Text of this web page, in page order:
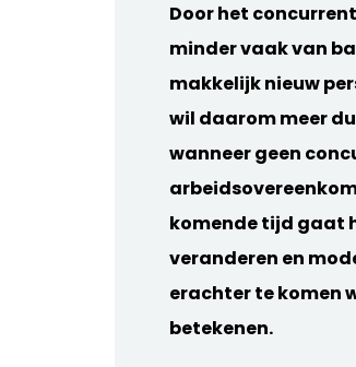
Door het
minder vaak van
makkelijk nieuw
wil daarom meer
wanneer geen
komende tijd gaat
veranderen en
erachter te komen
betekenen.